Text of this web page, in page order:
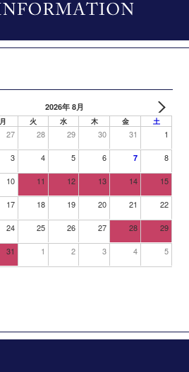
2026年 8月
月 火 水 木 金 土
27 28 29 30 31 1
3 4 5 6 7 8
10 11 12 13 14 15
17 18 19 20 21 22
24 25 26 27 28 29
31 1 2 3 4 5